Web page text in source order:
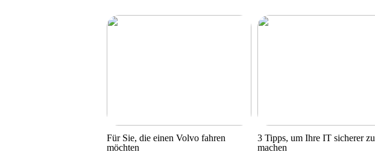
Für Sie, die einen Volvo fahren
möchten
3 Tipps, um Ihre IT sicherer zu
machen